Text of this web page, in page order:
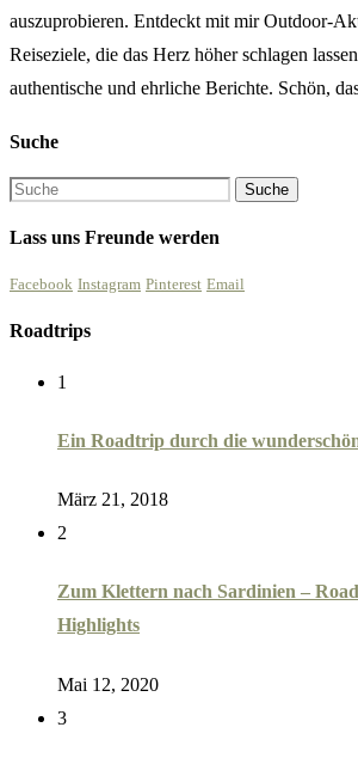
auszuprobieren. Entdeckt mit mir Outdoor-
Reiseziele, die das Herz höher schlagen
authentische und ehrliche Berichte. Schön,
Suche
Lass uns Freunde werden
Facebook Instagram Pinterest Email
Roadtrips
1
Ein Roadtrip durch die
März 21, 2018
2
Zum Klettern nach Sardinien –
Highlights
Mai 12, 2020
3